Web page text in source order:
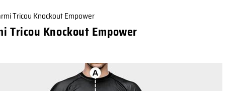
Tricou Knockout Empower
Tricou Knockout Empower